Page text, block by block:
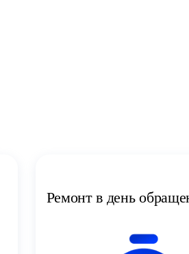
Ремонт в день